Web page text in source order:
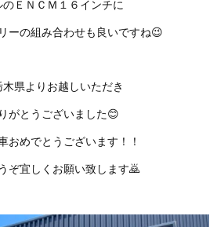
のＥＮＣＭ１６インチに
ーの組み合わせも良いですね😉
木県よりお越しいただき
がとうございました😊
めでとうございます！！
ぞ宜しくお願い致します🙇